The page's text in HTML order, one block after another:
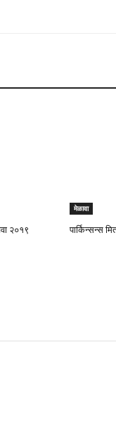
२०१९
मेळावा
पार्किन्सन्स